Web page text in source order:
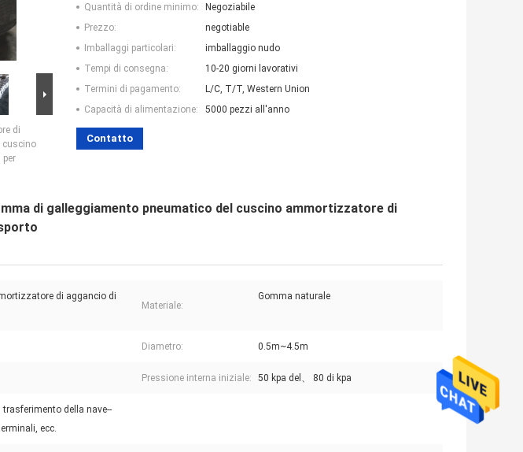
di
cuscino
Quantità di ordine minimo:
Negoziabile
Prezzo:
negotiable
Imballaggi particolari:
imballaggio nudo
Tempi di consegna:
10-20 giorni lavorativi
Termini di pagamento:
L/C, T/T, Western Union
Capacità di alimentazione:
5000 pezzi all'anno
Contatto
di galleggiamento pneumatico del cuscino ammortizzatore di
di aggancio di
Materiale:
Gomma naturale
Diametro: 0.5m~4.5m
Pressione interna iniziale: 50 kpa del、 80 di kpa
trasferimento della nave--
ecc.